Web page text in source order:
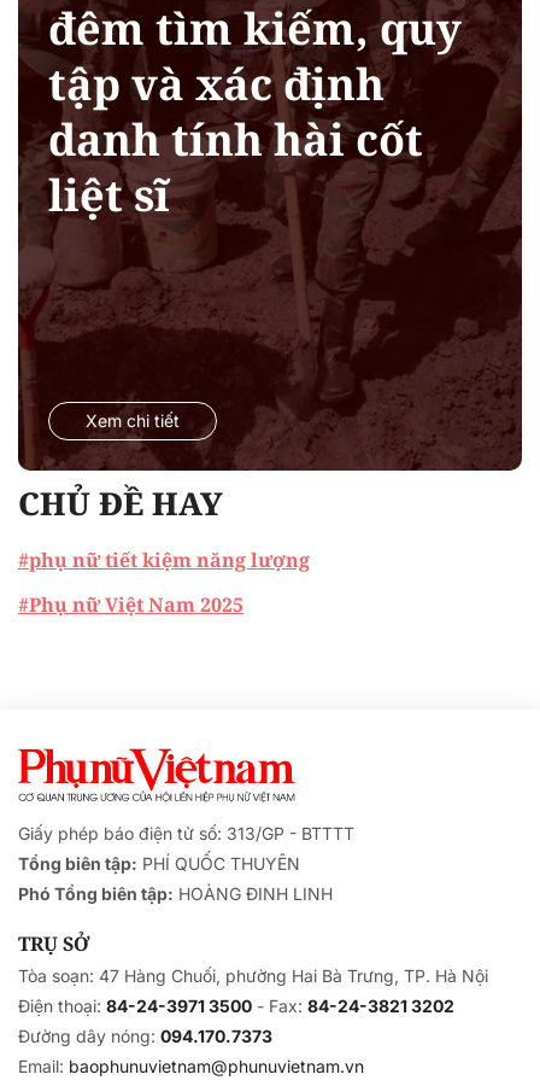
đêm tìm kiếm, quy
tập và xác định
danh tính hài cốt
liệt sĩ
Xem chi tiết
CHỦ ĐỀ HAY
#phụ nữ tiết kiệm năng lượng
#Phụ nữ Việt Nam 2025
Giấy phép báo điện tử số: 313/GP - BTTTT
Tổng biên tập: PHÍ QUỐC THUYÊN
Phó Tổng biên tập: HOÀNG ĐINH LINH
TRỤ SỞ
Tòa soạn: 47 Hàng Chuối, phường Hai Bà Trưng, TP. Hà Nội
Điện thoại: 84-24-3971 3500 - Fax: 84-24-3821 3202
Đường dây nóng: 094.170.7373
Email: baophunuvietnam@phunuvietnam.vn